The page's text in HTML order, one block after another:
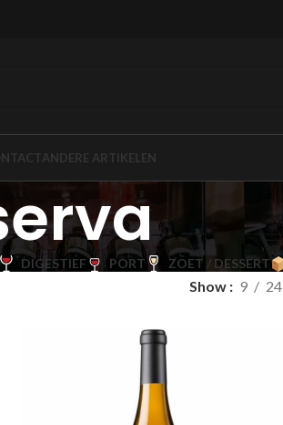
ANDERE ARTIKELEN
DIGESTIEF PORT ZOET / DESSERT
Show 9 24